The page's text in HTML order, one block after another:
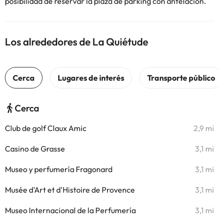
Los alrededores de La Quiétude
Cerca
Club de golf Claux Amic 2,9 mi
Casino de Grasse 3,1 mi
Museo y perfumería Fragonard 3,1 mi
Musée d'Art et d'Histoire de Provence 3,1 mi
Museo Internacional de la Perfumería 3,1 mi